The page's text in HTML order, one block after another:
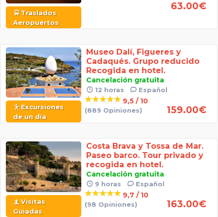
Traslados
Aeropuertos
63.00€
Excursiones
de un día
Museo Dalí, Figueres y
Cadaqués. Grupo reducido
Recogida en hotel.
Cancelación gratuita
12 horas Español
9,5 / 10
(889 Opiniones) 159.00€
Visitas
Guiadas
Costa Brava y Tossa de Mar.
Paseo barco. Tour privado y
recogida en hotel.
Cancelación gratuita
9 horas Español
9,7 / 10
(98 Opiniones) 163.00€